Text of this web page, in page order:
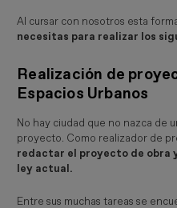
Al cursar con nosotros esta
necesitas para realizar los
Realización de
Espacios Urbanos
No hay ciudad que no nazca de
proyecto. Como realizador de
redactar el proyecto de obra
ley actual.
Entre sus muchas tareas se